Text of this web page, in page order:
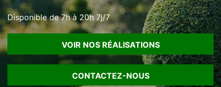
Disponible de 7h à 20h 7j/7
VOIR NOS RÉALISATIONS
CONTACTEZ-NOUS